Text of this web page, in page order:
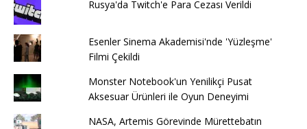
Rusya'da Twitch'e Para Cezası Verildi
Esenler Sinema Akademisi'nde 'Yüzleşme'
Filmi Çekildi
Monster Notebook'un Yenilikçi Pusat
Aksesuar Ürünleri ile Oyun Deneyimi
NASA, Artemis Görevinde Mürettebatın